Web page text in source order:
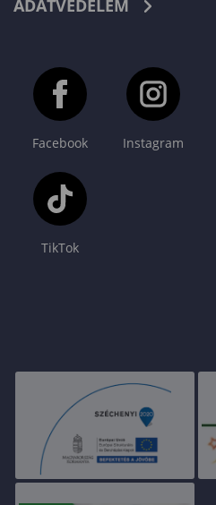
ADATVÉDELEM
Facebook Instagram
TikTok